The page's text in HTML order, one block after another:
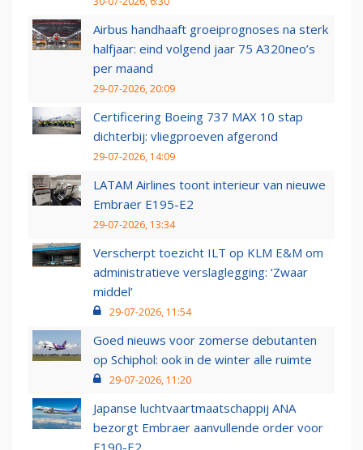
Airbus handhaaft groeiprognoses na sterk
halfjaar: eind volgend jaar 75 A320neo’s
per maand
29-07-2026, 20:09
Certificering Boeing 737 MAX 10 stap
dichterbij: vliegproeven afgerond
29-07-2026, 14:09
LATAM Airlines toont interieur van nieuwe
Embraer E195-E2
29-07-2026, 13:34
Verscherpt toezicht ILT op KLM E&M om
administratieve verslaglegging: ‘Zwaar
middel’
29-07-2026, 11:54
Goed nieuws voor zomerse debutanten
op Schiphol: ook in de winter alle ruimte
29-07-2026, 11:20
Japanse luchtvaartmaatschappij ANA
bezorgt Embraer aanvullende order voor